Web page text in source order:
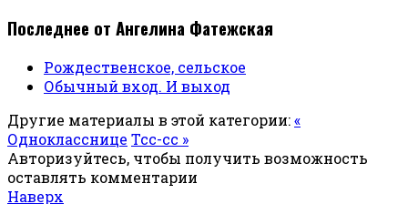
Последнее от Ангелина Фатежская
Рождественское, сельское
Обычный вход. И выход
Другие материалы в этой категории:«
Однокласснице Тсс-сс »
Авторизуйтесь, чтобы получить возможность
оставлять комментарии
Наверх